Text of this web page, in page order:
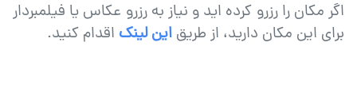
اگر مکان را رزرو کرده اید و نیاز به رزرو عکاس یا فیلمبردار
برای این مکان دارید، از طریق این لینک اقدام کنید.